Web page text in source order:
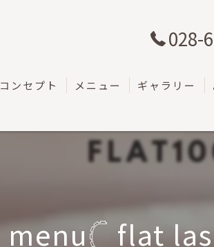
028-
コンセプト メニュー ギャラリー
menu𓊆 flat